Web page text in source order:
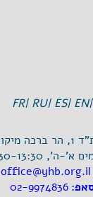
EN |
ES |
RU |
FR
א'-ה', 8:30-13:30
office@yhb.org.il
02-9974836